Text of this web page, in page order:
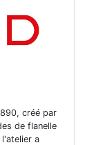
créé par
de flanelle
a